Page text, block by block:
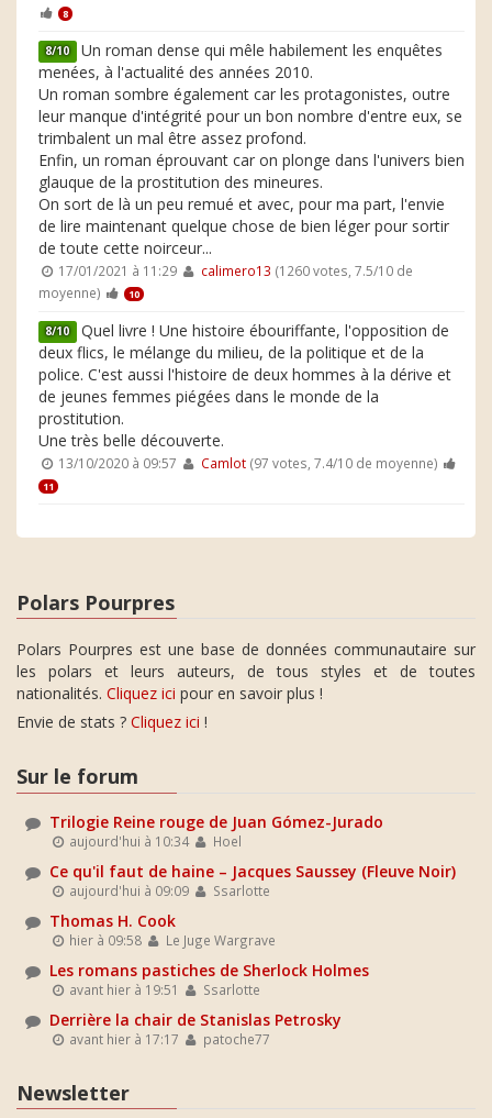
8
8/10 Un roman dense qui mêle habilement les enquêtes
menées, à l'actualité des années 2010.
Un roman sombre également car les protagonistes, outre
leur manque d'intégrité pour un bon nombre d'entre eux, se
trimbalent un mal être assez profond.
Enfin, un roman éprouvant car on plonge dans l'univers bien
glauque de la prostitution des mineures.
On sort de là un peu remué et avec, pour ma part, l'envie
de lire maintenant quelque chose de bien léger pour sortir
de toute cette noirceur...
17/01/2021 à 11:29 calimero13 (1260 votes, 7.5/10 de
moyenne)
10
8/10 Quel livre ! Une histoire ébouriffante, l'opposition de
deux flics, le mélange du milieu, de la politique et de la
police. C'est aussi l'histoire de deux hommes à la dérive et
de jeunes femmes piégées dans le monde de la
prostitution.
Une très belle découverte.
13/10/2020 à 09:57 Camlot(97 votes, 7.4/10 de moyenne)
11
Polars Pourpres
Polars Pourpres est une base de données communautaire sur
les polars et leurs auteurs, de tous styles et de toutes
nationalités. Cliquez ici pour en savoir plus !
Envie de stats ? Cliquez ici !
Sur le forum
Trilogie Reine rouge de Juan Gómez-Jurado
aujourd'hui à 10:34 Hoel
Ce qu'il faut de haine – Jacques Saussey (Fleuve Noir)
aujourd'hui à 09:09 Ssarlotte
Thomas H. Cook
hier à 09:58 Le Juge Wargrave
Les romans pastiches de Sherlock Holmes
avant hier à 19:51 Ssarlotte
Derrière la chair de Stanislas Petrosky
avant hier à 17:17 patoche77
Newsletter